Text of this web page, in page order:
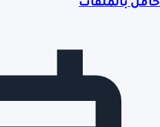
حافل بالملفات